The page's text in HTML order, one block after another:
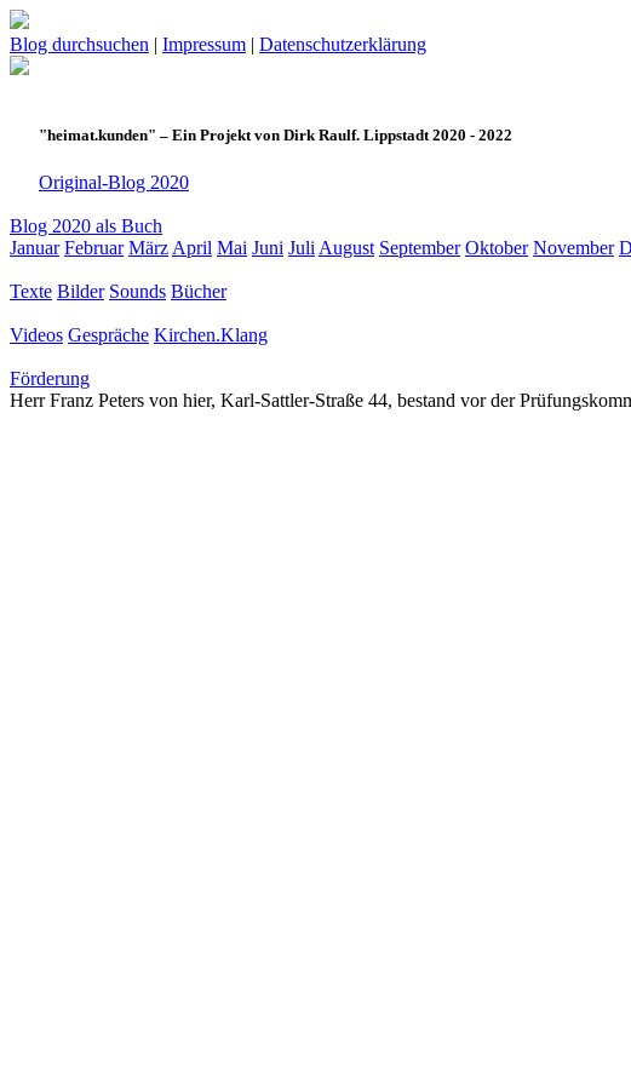
Blog durchsuchen | Impressum | Datenschutzerklärung
"heimat.kunden" – Ein Projekt von Dirk Raulf. Lippstadt 2020 - 2022
Original-Blog 2020
Blog 2020 als Buch
Januar Februar März April Mai Juni Juli August September Oktober November
Texte Bilder Sounds Bücher
Videos Gespräche Kirchen.Klang
Förderung
Herr Franz Peters von hier, Karl-Sattler-Straße 44, bestand vor der